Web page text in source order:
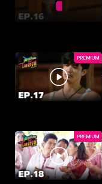
PREMIUM
PREMIUM